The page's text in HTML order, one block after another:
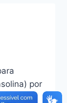
por
de